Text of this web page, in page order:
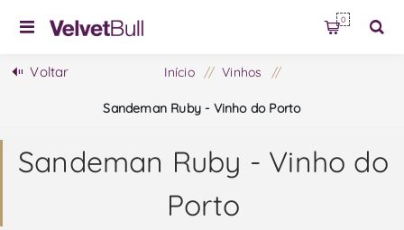
0
Voltar Início / Vinhos /
Sandeman Ruby - Vinho do Porto
Sandeman Ruby - Vinho do
Porto